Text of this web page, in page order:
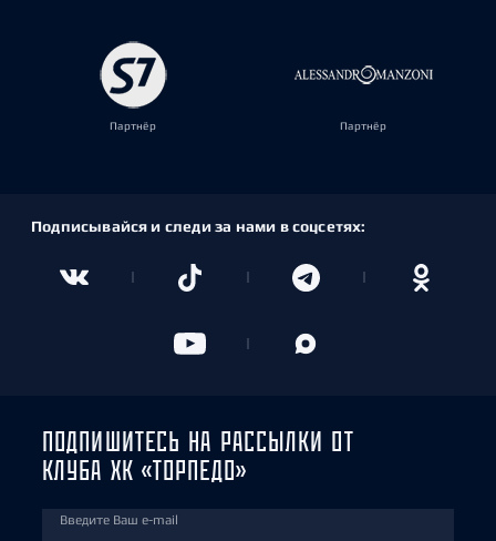
Партнёр Партнёр
Подписывайся и следи за нами в соцсетях:
ПОДПИШИТЕСЬ НА РАССЫЛКИ ОТ
КЛУБА ХК «ТОРПЕДО»
Введите Ваш e-mail